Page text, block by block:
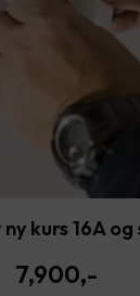
kurs 16A
7,900,-